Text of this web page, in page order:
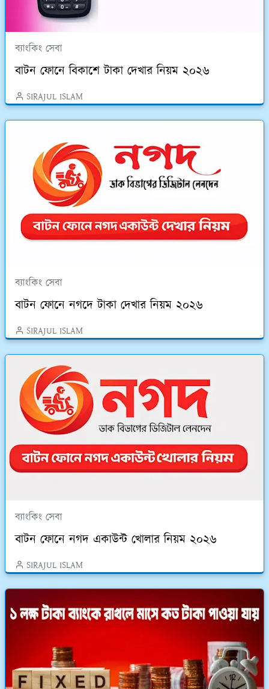
ব্যাংকিং সেবা
বাটন ফোনে বিকাশে টাকা দেখার নিয়ম ২০২৬
SIRAJUL ISLAM
ব্যাংকিং সেবা
বাটন ফোনে নগদে টাকা দেখার নিয়ম ২০২৬
SIRAJUL ISLAM
ব্যাংকিং সেবা
বাটন ফোনে নগদ একাউন্ট খোলার নিয়ম ২০২৬
SIRAJUL ISLAM